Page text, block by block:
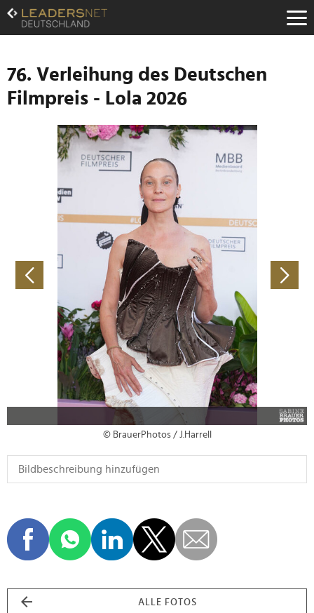
Zum
Inhalt
Zur
Navigation
Zur
Hauptnavigation
76. Verleihung des Deutschen
Filmpreis - Lola 2026
© BrauerPhotos / J.Harrell
ALLE FOTOS